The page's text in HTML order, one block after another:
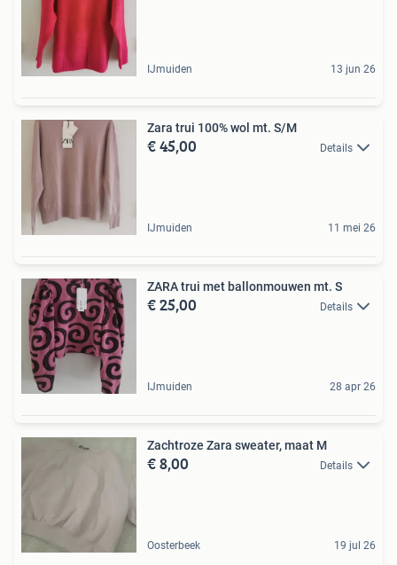
IJmuiden 13 jun 26
Zara trui 100% wol mt. S/M
€ 45,00 Details
IJmuiden 11 mei 26
ZARA trui met ballonmouwen mt. S
€ 25,00 Details
IJmuiden 28 apr 26
Zachtroze Zara sweater, maat M
€ 8,00 Details
Oosterbeek 19 jul 26